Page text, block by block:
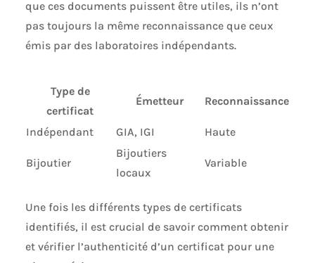
que ces documents puissent être utiles, ils n’ont
pas toujours la même reconnaissance que ceux
émis par des laboratoires indépendants.
Type de
certificat
Émetteur Reconnaissance
Indépendant GIA, IGI Haute
Bijoutier
Bijoutiers
locaux
Variable
Une fois les différents types de certificats
identifiés, il est crucial de savoir comment obtenir
et vérifier l’authenticité d’un certificat pour une